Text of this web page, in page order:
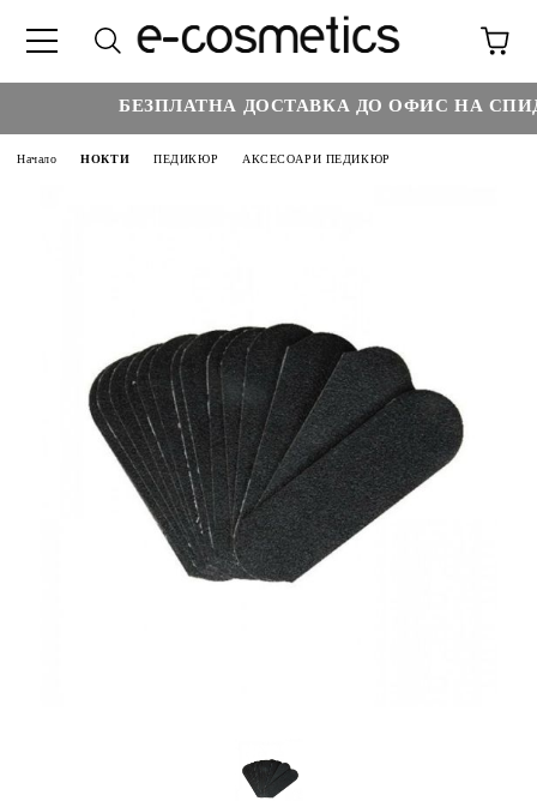
БЕЗПЛАТНА ДОСТАВКА ДО ОФИС НА
Начало НОКТИ ПЕДИКЮР АКСЕСОАРИ ПЕДИКЮР